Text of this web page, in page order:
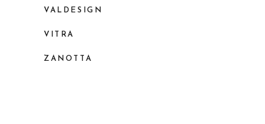
VALDESIGN
VITRA
ZANOTTA